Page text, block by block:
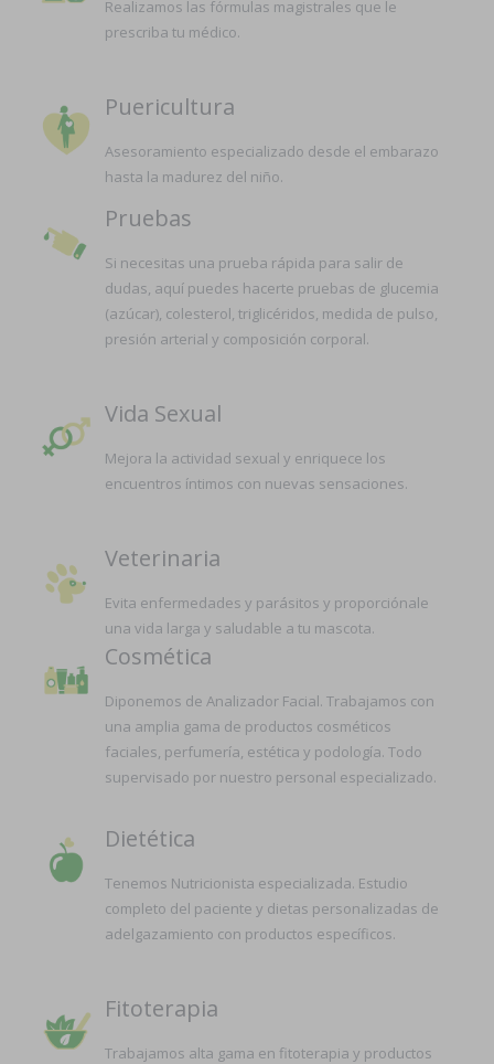
Realizamos las fórmulas magistrales que le
prescriba tu médico.
Puericultura
Asesoramiento especializado desde el embarazo
hasta la madurez del niño.
Pruebas
Si necesitas una prueba rápida para salir de
dudas, aquí puedes hacerte pruebas de glucemia
(azúcar), colesterol, triglicéridos, medida de pulso,
presión arterial y composición corporal.
Vida Sexual
Mejora la actividad sexual y enriquece los
encuentros íntimos con nuevas sensaciones.
Veterinaria
Evita enfermedades y parásitos y proporciónale
una vida larga y saludable a tu mascota.
Cosmética
Diponemos de Analizador Facial. Trabajamos con
una amplia gama de productos cosméticos
faciales, perfumería, estética y podología. Todo
supervisado por nuestro personal especializado.
Dietética
Tenemos Nutricionista especializada. Estudio
completo del paciente y dietas personalizadas de
adelgazamiento con productos específicos.
Fitoterapia
Trabajamos alta gama en fitoterapia y productos